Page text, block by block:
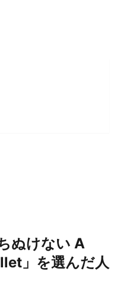
ぬけない A
を選んだ人